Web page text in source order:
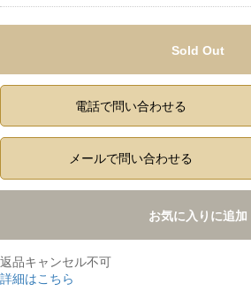
Sold Out
電話で問い合わせる
メールで問い合わせる
お気に入りに追加
返品キャンセル不可
詳細はこちら